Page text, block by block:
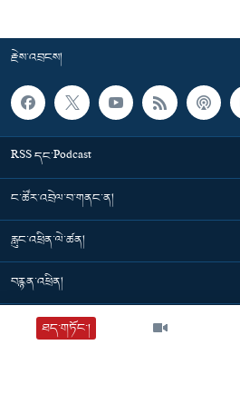
ཐད་གཏོང་།
རྗེས་འབྲངས།
RSS དང་Podcast
ང་ཚོར་འབྲེལ་བ་གནང་ན།
རླུང་འཕྲིན་ལེ་ཚན།
བརྙན་འཕྲིན།
གསར་འགྱུར་ཁག